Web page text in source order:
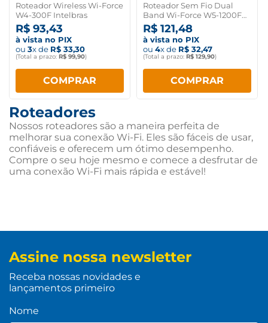
Roteador Wireless Wi-Force
W4-300F Intelbras
R$ 93,43
à vista no PIX
ou 3x de R$ 33,30
(Total a prazo: R$ 99,90)
COMPRAR
Roteador Sem Fio Dual
Band Wi-Force W5-1200F
Intelbras
R$ 121,48
à vista no PIX
ou 4x de R$ 32,47
(Total a prazo: R$ 129,90)
COMPRAR
Roteadores
Nossos roteadores são a maneira perfeita de
melhorar sua conexão Wi-Fi. Eles são fáceis de usar,
confiáveis e oferecem um ótimo desempenho.
Compre o seu hoje mesmo e comece a desfrutar de
uma conexão Wi-Fi mais rápida e estável!
Assine nossa newsletter
Receba nossas novidades e
lançamentos primeiro
Nome